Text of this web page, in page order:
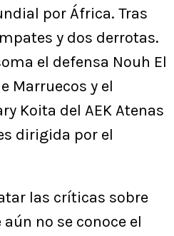
por África. Tras
y dos derrotas.
el defensa Nouh El
Marruecos y el
Koita del AEK Atenas
dirigida por el
las críticas sobre
no se conoce el